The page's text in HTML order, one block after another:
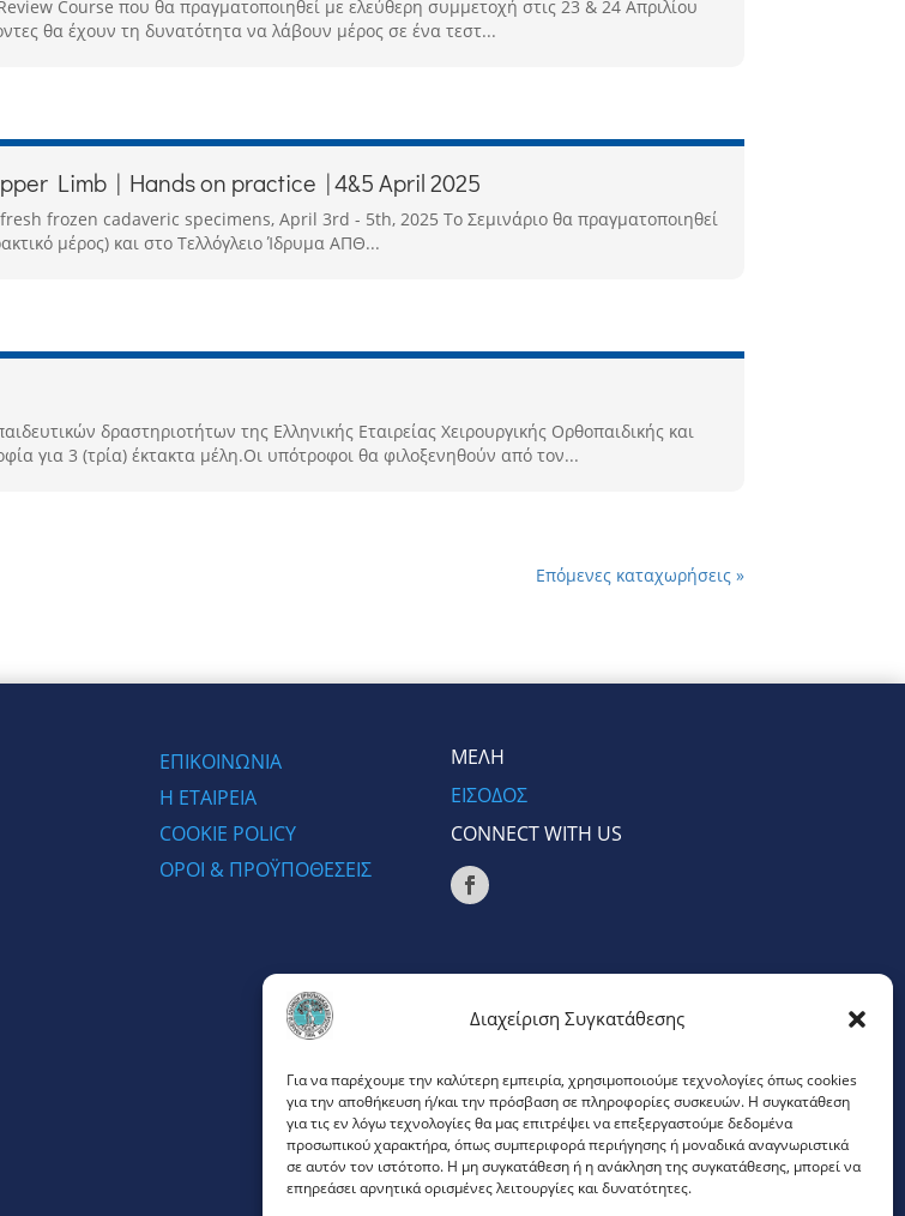
Διαχείριση Συγκατάθεσης
Για να παρέχουμε την καλύτερη εμπειρία, χρησιμοποιούμε τεχνολογίες όπως cookies
για την αποθήκευση ή/και την πρόσβαση σε πληροφορίες συσκευών. Η συγκατάθεση
για τις εν λόγω τεχνολογίες θα μας επιτρέψει να επεξεργαστούμε δεδομένα
προσωπικού χαρακτήρα, όπως συμπεριφορά περιήγησης ή μοναδικά αναγνωριστικά
σε αυτόν τον ιστότοπο. Η μη συγκατάθεση ή η ανάκληση της συγκατάθεσης, μπορεί να
επηρεάσει αρνητικά ορισμένες λειτουργίες και δυνατότητες.
Course που θα πραγματοποιηθεί με ελεύθερη συμμετοχή στις 23 & 24 Απριλίου
θα έχουν τη δυνατότητα να λάβουν μέρος σε ένα τεστ...
Limb | Hands on practice | 4&5 April 2025
frozen cadaveric specimens, April 3rd - 5th, 2025 Το Σεμινάριο θα πραγματοποιηθεί
μέρος) και στο Τελλόγλειο Ίδρυμα ΑΠΘ...
δραστηριοτήτων της Ελληνικής Εταιρείας Χειρουργικής Ορθοπαιδικής και
για 3 (τρία) έκτακτα μέλη.Οι υπότροφοι θα φιλοξενηθούν από τον...
Επόμενες καταχωρήσεις »
ΕΠΙΚΟΙΝΩΝΙΑ
Η ΕΤΑΙΡΕΙΑ
COOKIE POLICY
ΟΡΟΙ & ΠΡΟΫΠΟΘΕΣΕΙΣ
ΜΕΛΗ
ΕΙΣΟΔΟΣ
CONNECT WITH US